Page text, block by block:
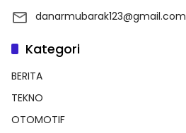
danarmubarak123@gmail.com
Kategori
BERITA
TEKNO
OTOMOTIF